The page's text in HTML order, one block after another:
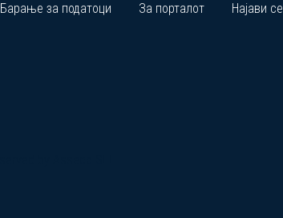
Барање за податоци
За порталот Најави се